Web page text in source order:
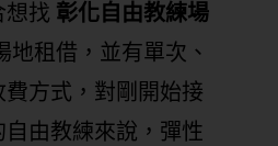
想找 彰化自由教練場
地租借，並有單次、
方式，對剛開始接
由教練來說，彈性